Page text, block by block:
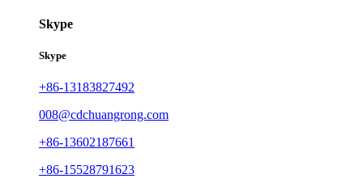
Skype
Skype
+86-13183827492
008@cdchuangrong.com
+86-13602187661
+86-15528791623